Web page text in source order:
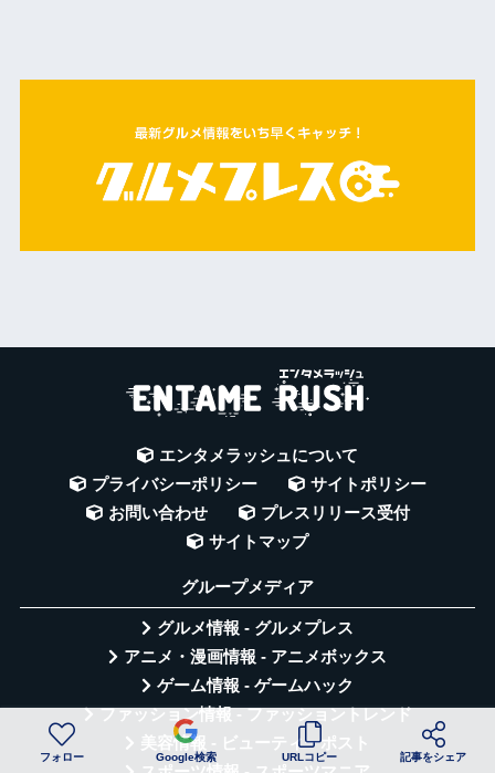
エンタメラッシュについて
プライバシーポリシー
サイトポリシー
お問い合わせ
プレスリリース受付
サイトマップ
グループメディア
グルメ情報 - グルメプレス
アニメ・漫画情報 - アニメボックス
ゲーム情報 - ゲームハック
ファッション情報 - ファッショントレンド
美容情報 - ビューティーポスト
フォロー Google検索 URLコピー 記事をシェア